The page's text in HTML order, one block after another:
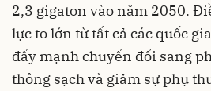
2,3 gigaton vào năm 2050.
lực to lớn từ tất cả các quốc
đẩy mạnh chuyển đổi sang
thông sạch và giảm sự phụ